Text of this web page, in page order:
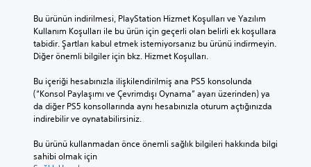
Bu ürünün indirilmesi, PlayStation Hizmet Koşulları ve Yazılım
Kullanım Koşulları ile bu ürün için geçerli olan belirli ek koşullara
tabidir. Şartları kabul etmek istemiyorsanız bu ürünü indirmeyin.
Diğer önemli bilgiler için bkz. Hizmet Koşulları.
Bu içeriği hesabınızla ilişkilendirilmiş ana PS5 konsolunda
(“Konsol Paylaşımı ve Çevrimdışı Oynama” ayarı üzerinden) ya
da diğer PS5 konsollarında aynı hesabınızla oturum açtığınızda
indirebilir ve oynatabilirsiniz.
Bu ürünü kullanmadan önce önemli sağlık bilgileri hakkında bilgi
sahibi olmak için